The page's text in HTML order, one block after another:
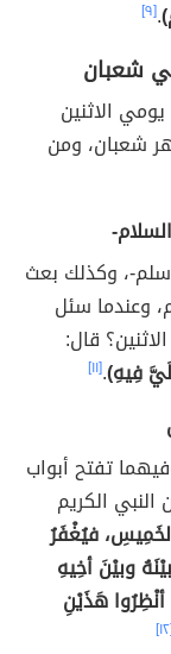
.[٩]
شعبان
الاثنين
شعبان، ومن
، وكذلك بعث
وعندما سئل
قال:
فِيهِ).[١١]
تفتح أبواب
الكريم
فيُغْفَرُ
وبيْنَ أخِيهِ
هَذَيْنِ